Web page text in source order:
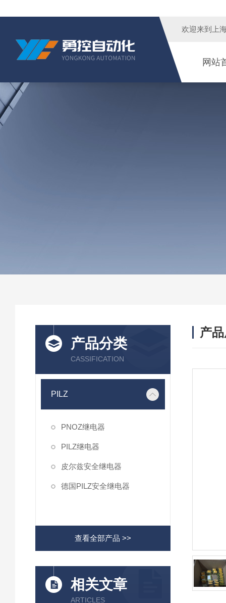
欢迎来到 上
网站
产品分类
CASSIFICATION
PILZ
PNOZ继电器
PILZ继电器
皮尔兹安全继电器
德国PILZ安全继电器
查看全部产品 >>
相关文章
ARTICLES
产